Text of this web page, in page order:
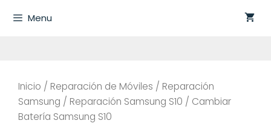
Menu
Inicio / Reparación de Móviles / Reparación
Samsung / Reparación Samsung S10 / Cambiar
Batería Samsung S10